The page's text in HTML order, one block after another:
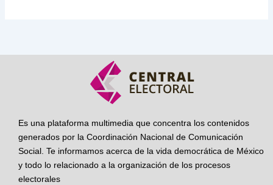
Es una plataforma multimedia que concentra los contenidos
generados por la Coordinación Nacional de Comunicación
Social. Te informamos acerca de la vida democrática de México
y todo lo relacionado a la organización de los procesos
electorales